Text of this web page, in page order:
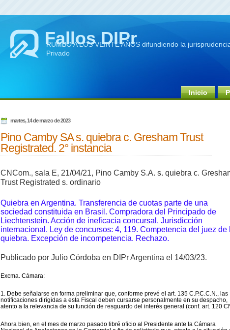
Fallos DIPr
RUMBO A LOS VEINTE AÑOS difundiendo la
Privado
Inicio
martes, 14 de marzo de 2023
Pino Camby SA s. quiebra c. Gresham Trust
Registrated. 2° instancia
CNCom., sala E, 21/04/21, Pino Camby S.A. s. quiebra c.
Trust Registrated s. ordinario
Quiebra en Argentina. Transferencia de cuotas parte de una
sociedad constituida en Brasil. Compradora del Principado de
Liechtenstein. Acción de ineficacia concursal. Jurisdicción
internacional. Ley de concursos: 4, 119. Competencia del juez de
quiebra. Excepción de incompetencia. Rechazo.
Publicado por Julio Córdoba en DIPr Argentina el 14/03/23.
Excma. Cámara:
1. Debe señalarse en forma preliminar que, conforme prevé el art. 135 C.P.C.C.N., las
notificaciones dirigidas a esta Fiscal deben cursarse personalmente en su despacho,
atento a la relevancia de su función de resguardo del interés general (conf. art. 120
Ahora bien, en el mes de marzo pasado libré oficio al Presidente ante la Cámara